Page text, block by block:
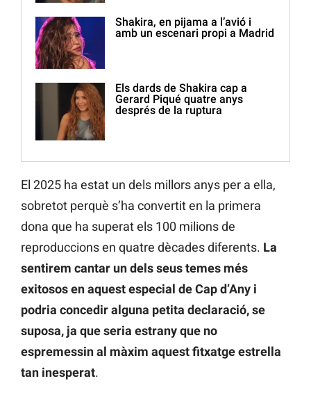
Shakira, en pijama a l’avió i
amb un escenari propi a Madrid
Els dards de Shakira cap a
Gerard Piqué quatre anys
després de la ruptura
El 2025 ha estat un dels millors anys per a ella,
sobretot perquè s’ha convertit en la primera
dona que ha superat els 100 milions de
reproduccions en quatre dècades diferents. La
sentirem cantar un dels seus temes més
exitosos en aquest especial de Cap d’Any i
podria concedir alguna petita declaració, se
suposa, ja que seria estrany que no
espremessin al màxim aquest fitxatge estrella
tan inesperat.